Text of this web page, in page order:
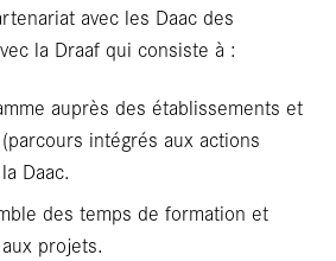
avec les Daac des
la Draaf qui consiste à :
auprès des établissements et
intégrés aux actions
Daac.
des temps de formation et
projets.